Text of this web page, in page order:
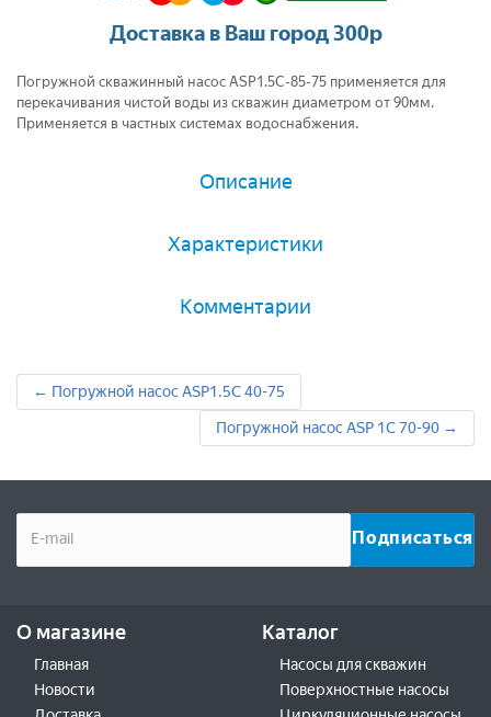
Доставка в Ваш город 300р
Погружной скважинный насос ASP1.5С-85-75 применяется для
перекачивания чистой воды из скважин диаметром от 90мм.
Применяется в частных системах водоснабжения.
Описание
Характеристики
Комментарии
← Погружной насос ASP1.5C 40-75
Погружной насос ASP 1C 70-90 →
О магазине
Главная
Новости
Каталог
Насосы для скважин
Поверхностные насосы